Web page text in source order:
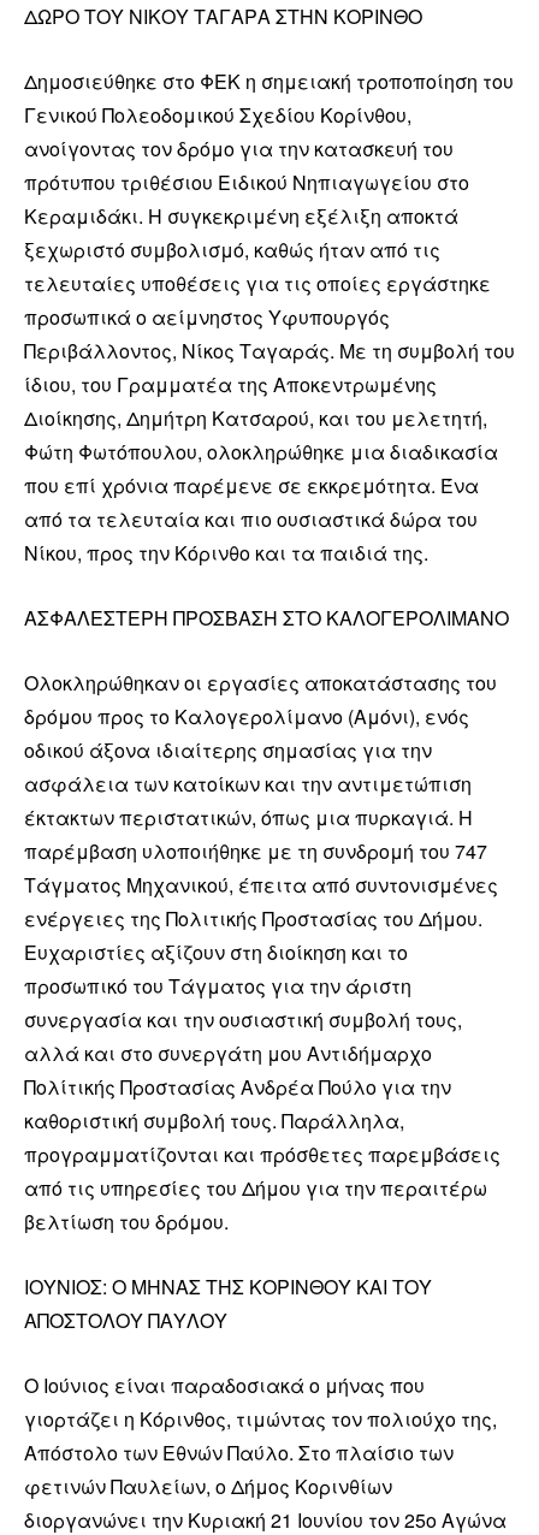
ΔΩΡΟ ΤΟΥ ΝΙΚΟΥ ΤΑΓΑΡΑ ΣΤΗΝ ΚΟΡΙΝΘΟ
Δημοσιεύθηκε στο ΦΕΚ η σημειακή τροποποίηση του
Γενικού Πολεοδομικού Σχεδίου Κορίνθου,
ανοίγοντας τον δρόμο για την κατασκευή του
πρότυπου τριθέσιου Ειδικού Νηπιαγωγείου στο
Κεραμιδάκι. Η συγκεκριμένη εξέλιξη αποκτά
ξεχωριστό συμβολισμό, καθώς ήταν από τις
τελευταίες υποθέσεις για τις οποίες εργάστηκε
προσωπικά ο αείμνηστος Υφυπουργός
Περιβάλλοντος, Νίκος Ταγαράς. Με τη συμβολή του
ίδιου, του Γραμματέα της Αποκεντρωμένης
Διοίκησης, Δημήτρη Κατσαρού, και του μελετητή,
Φώτη Φωτόπουλου, ολοκληρώθηκε μια διαδικασία
που επί χρόνια παρέμενε σε εκκρεμότητα. Ένα
από τα τελευταία και πιο ουσιαστικά δώρα του
Νίκου, προς την Κόρινθο και τα παιδιά της.
ΑΣΦΑΛΕΣΤΕΡΗ ΠΡΟΣΒΑΣΗ ΣΤΟ ΚΑΛΟΓΕΡΟΛΙΜΑΝΟ
Ολοκληρώθηκαν οι εργασίες αποκατάστασης του
δρόμου προς το Καλογερολίμανο (Αμόνι), ενός
οδικού άξονα ιδιαίτερης σημασίας για την
ασφάλεια των κατοίκων και την αντιμετώπιση
έκτακτων περιστατικών, όπως μια πυρκαγιά. Η
παρέμβαση υλοποιήθηκε με τη συνδρομή του 747
Τάγματος Μηχανικού, έπειτα από συντονισμένες
ενέργειες της Πολιτικής Προστασίας του Δήμου.
Ευχαριστίες αξίζουν στη διοίκηση και το
προσωπικό του Τάγματος για την άριστη
συνεργασία και την ουσιαστική συμβολή τους,
αλλά και στο συνεργάτη μου Αντιδήμαρχο
Πολίτικής Προστασίας Ανδρέα Πούλο για την
καθοριστική συμβολή τους. Παράλληλα,
προγραμματίζονται και πρόσθετες παρεμβάσεις
από τις υπηρεσίες του Δήμου για την περαιτέρω
βελτίωση του δρόμου.
ΙΟΥΝΙΟΣ: Ο ΜΗΝΑΣ ΤΗΣ ΚΟΡΙΝΘΟΥ ΚΑΙ ΤΟΥ
ΑΠΟΣΤΟΛΟΥ ΠΑΥΛΟΥ
Ο Ιούνιος είναι παραδοσιακά ο μήνας που
γιορτάζει η Κόρινθος, τιμώντας τον πολιούχο της,
Απόστολο των Εθνών Παύλο. Στο πλαίσιο των
φετινών Παυλείων, ο Δήμος Κορινθίων
διοργανώνει την Κυριακή 21 Ιουνίου τον 25ο Αγώνα